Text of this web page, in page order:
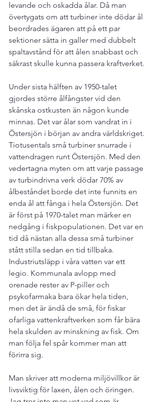
levande och oskadda ålar. Då man
övertygats om att turbiner inte dödar ål
beordrades ägaren att på ett par
sektioner sätta in galler med dubbelt
spaltavstånd för att ålen snabbast och
säkrast skulle kunna passera kraftverket.
Under sista hälften av 1950-talet
gjordes större ålfångster vid den
skånska ostkusten än någon kunde
minnas. Det var ålar som vandrat in i
Östersjön i början av andra världskriget.
Tiotusentals små turbiner snurrade i
vattendragen runt Östersjön. Med den
vedertagna myten om att varje passage
av turbindrivna verk dödar 70% av
ålbeståndet borde det inte funnits en
enda ål att fånga i hela Östersjön. Det
är först på 1970-talet man märker en
nedgång i fiskpopulationen. Det var en
tid då nästan alla dessa små turbiner
stått stilla sedan en tid tillbaka.
Industriutsläpp i våra vatten var ett
legio. Kommunala avlopp med
orenade rester av P-piller och
psykofarmaka bara ökar hela tiden,
men det är ändå de små, för fiskar
ofarliga vattenkraftverken som får bära
hela skulden av minskning av fisk. Om
man följa fel spår kommer man att
förirra sig.
Man skriver att moderna miljövillkor är
livsviktig för laxen, ålen och öringen.